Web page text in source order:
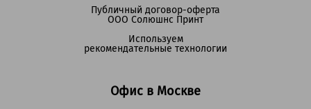
Офис в Москве
Публичный договор-оферта
ООО Солюшнс Принт
Используем
рекомендательные технологии